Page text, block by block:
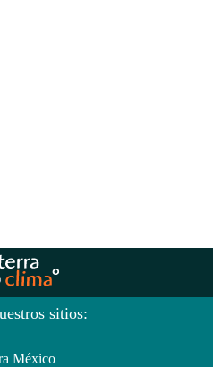
sitios:
México